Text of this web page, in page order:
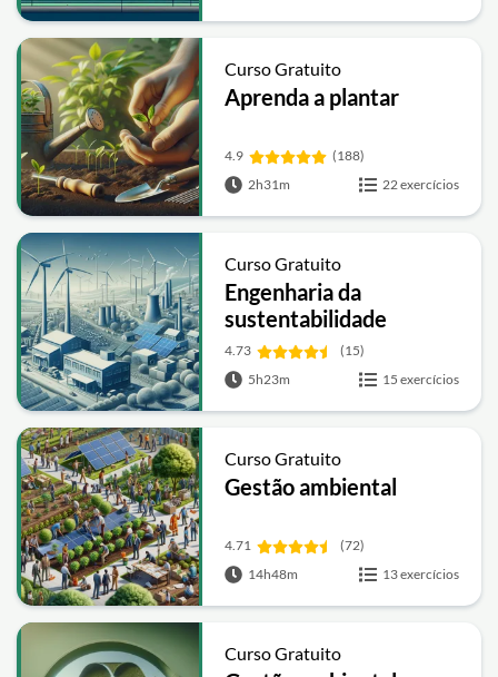
Curso Gratuito
Aprenda a plantar
4.9
(188)
2h31m
22 exercícios
Curso Gratuito
Engenharia da
sustentabilidade
4.73
(15)
5h23m
15 exercícios
Curso Gratuito
Gestão ambiental
4.71
(72)
14h48m
13 exercícios
Curso Gratuito